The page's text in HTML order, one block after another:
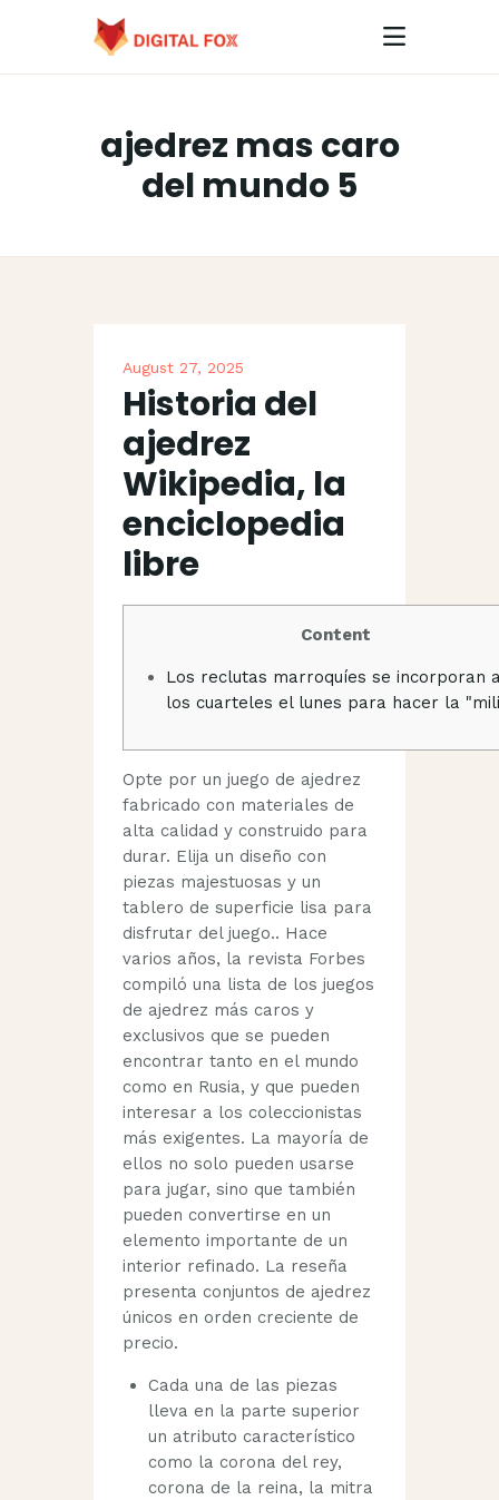
ajedrez mas caro
del mundo 5
HOME
ABOUT
August 27, 2025
Historia del
ajedrez
Wikipedia, la
enciclopedia
libre
Content
Los reclutas marroquíes se incorporan
los cuarteles el lunes para hacer la
Opte por un juego de ajedrez
fabricado con materiales de
alta calidad y construido para
durar. Elija un diseño con
piezas majestuosas y un
tablero de superficie lisa para
disfrutar del juego.. Hace
varios años, la revista Forbes
compiló una lista de los juegos
de ajedrez más caros y
exclusivos que se pueden
encontrar tanto en el mundo
como en Rusia, y que pueden
interesar a los coleccionistas
más exigentes. La mayoría de
ellos no solo pueden usarse
para jugar, sino que también
pueden convertirse en un
elemento importante de un
interior refinado. La reseña
presenta conjuntos de ajedrez
únicos en orden creciente de
precio.
Cada una de las piezas
lleva en la parte superior
un atributo característico
como la corona del rey,
corona de la reina, la mitra